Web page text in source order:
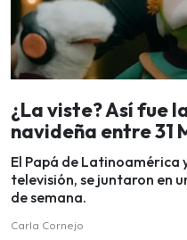
¿La viste? Así fue
navideña entre 31
El Papá de Latinoamérica
televisión, se juntaron en
de semana.
Carla Cornejo